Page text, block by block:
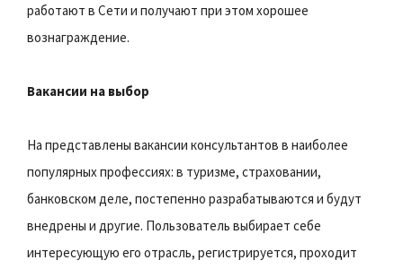
работают в Сети и получают при этом хорошее
вознаграждение.
Вакансии на выбор
На представлены вакансии консультантов в наиболее
популярных профессиях: в туризме, страховании,
банковском деле, постепенно разрабатываются и будут
внедрены и другие. Пользователь выбирает себе
интересующую его отрасль, регистрируется, проходит